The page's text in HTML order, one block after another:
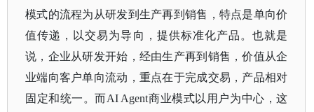
模式的流程为从研发到生产再到销售，特点是单向价
值传递，以交易为导向，提供标准化产品。也就是
说，企业从研发开始，经由生产再到销售，价值从企
业端向客户单向流动，重点在于完成交易，产品相对
固定和统一。而AI Agent商业模式以用户为中心，这